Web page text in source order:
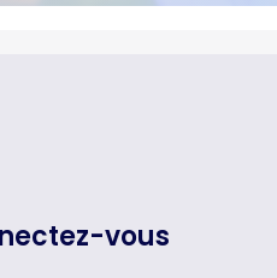
vous